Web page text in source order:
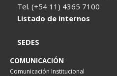
Tel. (+54 11) 4365 7100
Listado de internos
SEDES
COMUNICACIÓN
Comunicación Institucional